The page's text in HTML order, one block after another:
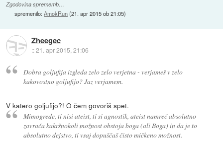
Zgodovina sprememb…
spremenilo:AmokRun(21. apr 2015 ob 21:05)
Zheegec
::21. apr 2015, 21:06
Dobra goljufija izgleda zelo zelo verjetna - verjameš v zelo
kakovostno goljufijo? Jaz verjamem.
V katero goljufijo?! O čem govoriš spet.
Mimogrede, ti nisi ateist, ti si agnostik, ateist namreč absolutno
zavrača kakršnokoli možnost obstoja boga (ali Boga) in da je to
absolutno dejstvo, ti vsaj dopuščaš čisto mičkeno možnost.